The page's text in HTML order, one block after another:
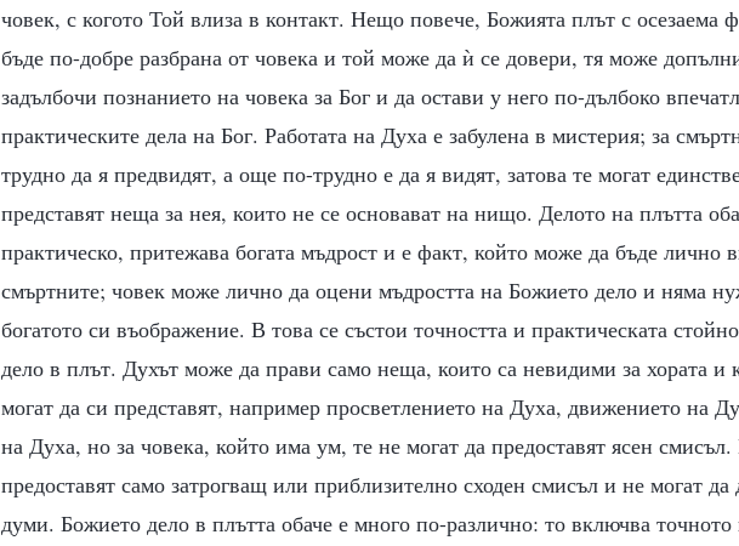
човек, с когото Той влиза в контакт. Нещо повече, Божията плът с осезаема
бъде по-добре разбрана от човека и той може да ѝ се довери, тя може
задълбочи познанието на човека за Бог и да остави у него по-дълбоко
практическите дела на Бог. Работата на Духа е забулена в мистерия; за
трудно да я предвидят, а още по-трудно е да я видят, затова те могат
представят неща за нея, които не се основават на нищо. Делото на плътта
практическо, притежава богата мъдрост и е факт, който може да бъде лично
смъртните; човек може лично да оцени мъдростта на Божието дело и няма
богатото си въображение. В това се състои точността и практическата
дело в плът. Духът може да прави само неща, които са невидими за хората и
могат да си представят, например просветлението на Духа, движението на
на Духа, но за човека, който има ум, те не могат да предоставят ясен
предоставят само затрогващ или приблизително сходен смисъл и не могат да
думи. Божието дело в плътта обаче е много по-различно: то включва точното